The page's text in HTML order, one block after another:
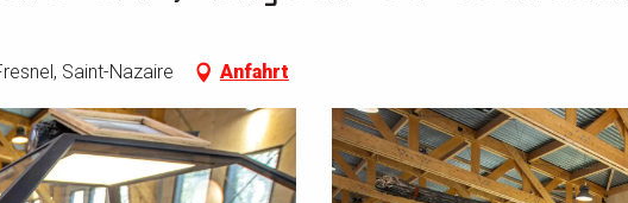
Saint-Nazaire Anfahrt